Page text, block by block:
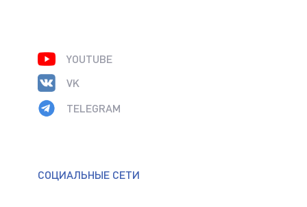
СОЦИАЛЬНЫЕ СЕТИ
YOUTUBE
VK
TELEGRAM